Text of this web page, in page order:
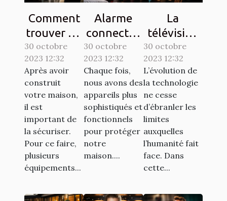
Comment
trouver un
interphone
d’une
bonne
qualité ?
30 octobre
2023 12:32
Après avoir
construit
votre maison,
il est
important de
la sécuriser.
Pour ce faire,
plusieurs
équipements...
Alarme
connectée
: comment
ça
marche ?
30 octobre
2023 12:32
Chaque fois,
nous avons des
appareils plus
sophistiqués et
fonctionnels
pour protéger
notre
maison....
La
télévision
sur une
tablette,
est-elle
possible ?
30 octobre
2023 12:32
L’évolution de
la technologie
ne cesse
d’ébranler les
limites
auxquelles
l’humanité fait
face. Dans
cette...